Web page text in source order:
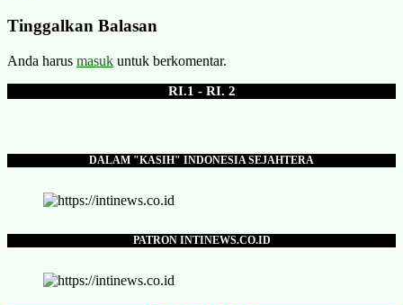
Tinggalkan Balasan
Anda harus masuk untuk berkomentar.
RI.1 - RI. 2
DALAM "KASIH" INDONESIA SEJAHTERA
PATRON INTINEWS.CO.ID